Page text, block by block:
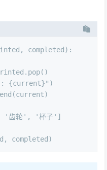
completed ):
: {current}" )
'齿轮' , '杯子' ]
completed)